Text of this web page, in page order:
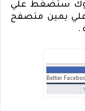
بوك ستضغط علي
يمين متصفح
.